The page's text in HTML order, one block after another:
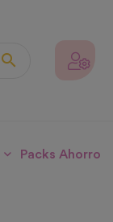

Packs Ahorro